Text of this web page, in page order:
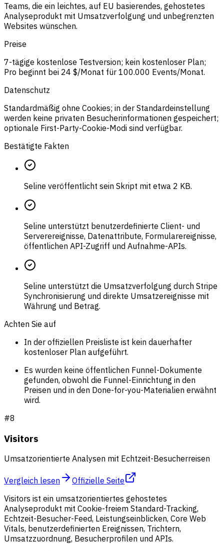
Teams, die ein leichtes, auf EU basierendes, gehostetes
Analyseprodukt mit Umsatzverfolgung und unbegrenzten
Websites wünschen.
Preise
7-tägige kostenlose Testversion; kein kostenloser Plan;
Pro beginnt bei 24 $/Monat für 100.000 Events/Monat.
Datenschutz
Standardmäßig ohne Cookies; in der Standardeinstellung
werden keine privaten Besucherinformationen gespeichert;
optionale First-Party-Cookie-Modi sind verfügbar.
Bestätigte Fakten
Seline veröffentlicht sein Skript mit etwa 2 KB.
Seline unterstützt benutzerdefinierte Client- und
Serverereignisse, Datenattribute, Formularereignisse,
öffentlichen API-Zugriff und Aufnahme-APIs.
Seline unterstützt die Umsatzverfolgung durch Stripe
Synchronisierung und direkte Umsatzereignisse mit
Währung und Betrag.
Achten Sie auf
In der offiziellen Preisliste ist kein dauerhafter
kostenloser Plan aufgeführt.
Es wurden keine öffentlichen Funnel-Dokumente
gefunden, obwohl die Funnel-Einrichtung in den
Preisen und in den Done-for-you-Materialien erwähnt
wird.
#8
Visitors
Umsatzorientierte Analysen mit Echtzeit-Besucherreisen
Vergleich lesen
Offizielle Seite
Visitors ist ein umsatzorientiertes gehostetes
Analyseprodukt mit Cookie-freiem Standard-Tracking,
Echtzeit-Besucher-Feed, Leistungseinblicken, Core Web
Vitals, benutzerdefinierten Ereignissen, Trichtern,
Umsatzzuordnung, Besucherprofilen und APIs.